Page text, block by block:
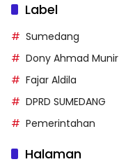
Label
Sumedang
Dony Ahmad Munir
Fajar Aldila
DPRD SUMEDANG
Pemerintahan
Halaman